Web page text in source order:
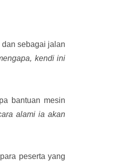
sebagai jalan
kendi ini
bantuan mesin
alami ia akan
peserta yang